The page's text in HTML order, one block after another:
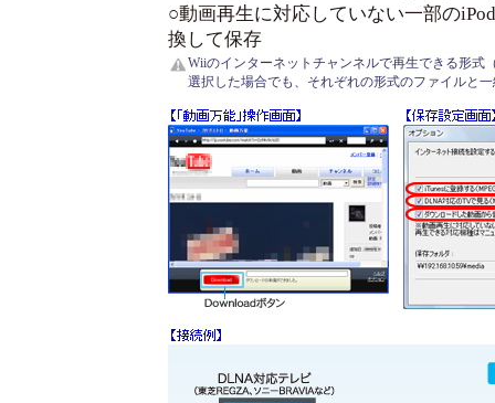
○動画再生に対応していない一部の
換して保存
Wiiのインターネットチャンネルで再生できる形式
選択した場合でも、それぞれの形式のファイルと